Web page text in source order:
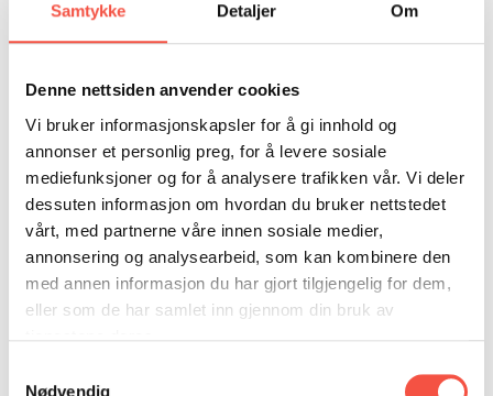
Samtykke Detaljer Om
Denne nettsiden anvender cookies
Vi bruker informasjonskapsler for å gi innhold og
annonser et personlig preg, for å levere sosiale
mediefunksjoner og for å analysere trafikken vår. Vi deler
dessuten informasjon om hvordan du bruker nettstedet
vårt, med partnerne våre innen sosiale medier,
annonsering og analysearbeid, som kan kombinere den
med annen informasjon du har gjort tilgjengelig for dem,
eller som de har samlet inn gjennom din bruk av
Nødvendig
Byggeverft Bygd i Ålesund
Byggematerial Tre
Mål i lengde,
54,1 fot
Mål i breidde,
byggeår
18 fot
Mål i djupne,
6,1 fot
Tonnasje